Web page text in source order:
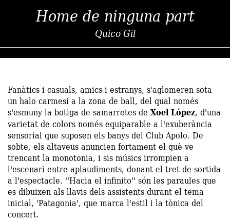
Home de ninguna part
Quico Gil
Fanàtics i casuals, amics i estranys, s'aglomeren sota
un halo carmesí a la zona de ball, del qual només
s'esmuny la botiga de samarretes de Xoel López, d'una
varietat de colors només equiparable a l'exuberància
sensorial que suposen els banys del Club Apolo. De
sobte, els altaveus anuncien fortament el què ve
trencant la monotonia, i sis músics irrompien a
l'escenari entre aplaudiments, donant el tret de sortida
a l'espectacle. ''Hacia el infinito'' són les paraules que
es dibuixen als llavis dels assistents durant el tema
inicial, 'Patagonia', que marca l'estil i la tònica del
concert.